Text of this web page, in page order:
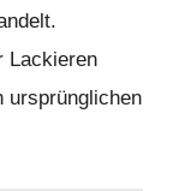
Lackieren
ursprünglichen